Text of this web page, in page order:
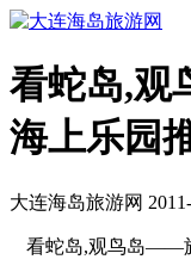
看蛇岛,
海上乐园
大连海岛旅游网
看蛇岛,观鸟岛——